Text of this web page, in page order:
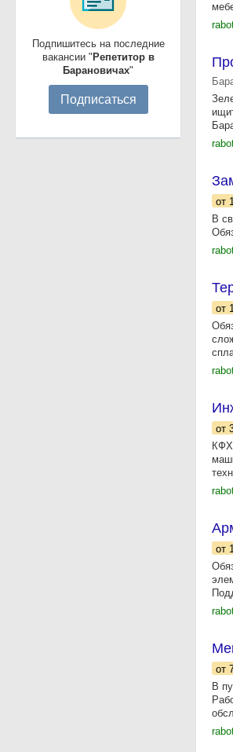
от
В
от
от
КФХ
от
от
В
Подпишитесь на последние
вакансии " Репетитор в
Барановичах"
Подписаться